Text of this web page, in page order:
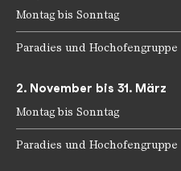
Montag bis Sonntag
Paradies und Hochofengruppe
2. November bis 31. März
Montag bis Sonntag
Paradies und Hochofengruppe